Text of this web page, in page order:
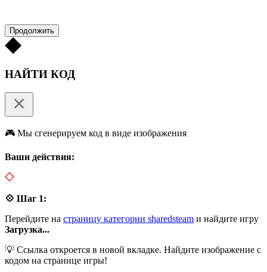
Продолжить
НАЙТИ КОД
🎮 Мы сгенерируем код в виде изображения
Ваши действия:
💠 Шаг 1:
Перейдите на страницу категории sharedsteam и найдите игру
Загрузка...
💡 Ссылка откроется в новой вкладке. Найдите изображение с
кодом на странице игры!